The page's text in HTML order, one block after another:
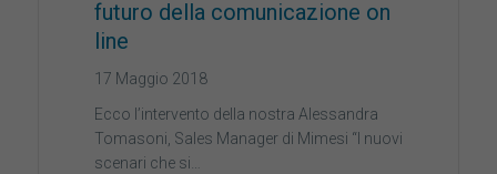
futuro della comunicazione on
line
17 Maggio 2018
Ecco l’intervento della nostra Alessandra
Tomasoni, Sales Manager di Mimesi “I nuovi
scenari che si…